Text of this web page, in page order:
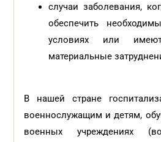
случаи заболевания,
обеспечить
условиях или
материальные
В нашей стране
военнослужащим и детям,
военных учреждениях